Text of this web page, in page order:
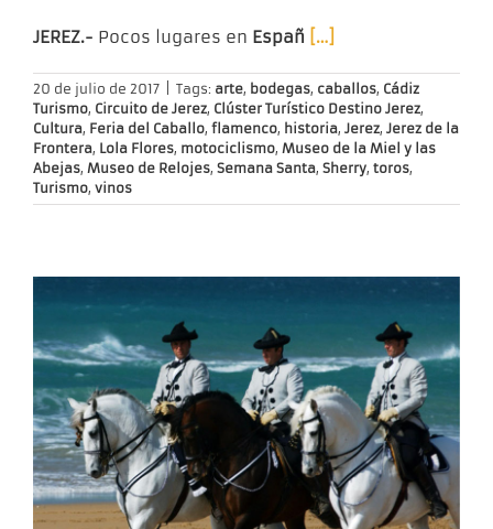
JEREZ.- Pocos lugares en Españ […]
20 de julio de 2017 Tags: arte, bodegas, caballos, Cádiz
Turismo, Circuito de Jerez, Clúster Turístico Destino Jerez,
Cultura, Feria del Caballo, flamenco, historia, Jerez, Jerez de la
Frontera, Lola Flores, motociclismo, Museo de la Miel y las
Abejas, Museo de Relojes, Semana Santa, Sherry, toros,
Turismo, vinos